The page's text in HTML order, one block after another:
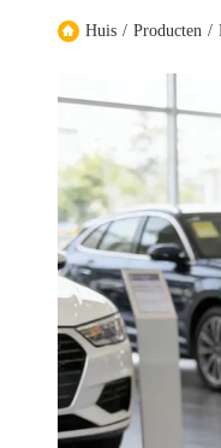
Huis / Producten /